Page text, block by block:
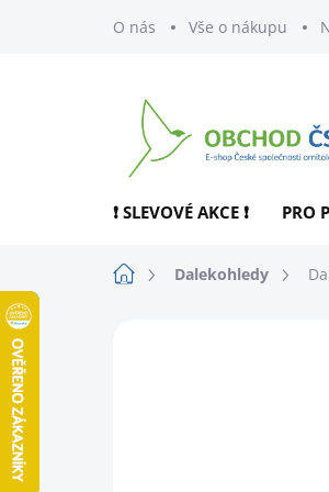
O nás Vše o nákupu
❗ SLEVOVÉ AKCE ❗ PRO
DomůDalekohledy